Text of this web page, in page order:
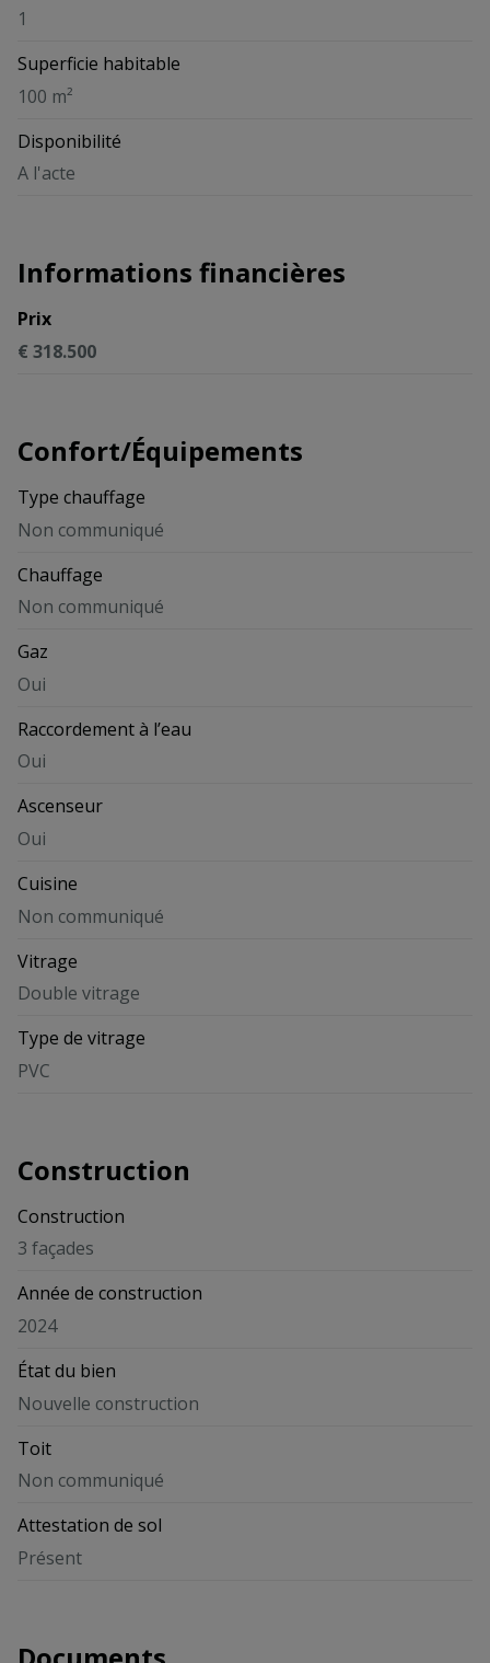
1
Superficie habitable
100 m²
Disponibilité
A l'acte
Informations financières
Prix
€ 318.500
Confort/Équipements
Type chauffage
Non communiqué
Chauffage
Non communiqué
Gaz
Oui
Raccordement à l’eau
Oui
Ascenseur
Oui
Cuisine
Non communiqué
Vitrage
Double vitrage
Type de vitrage
PVC
Construction
Construction
3 façades
Année de construction
2024
État du bien
Nouvelle construction
Toit
Non communiqué
Attestation de sol
Présent